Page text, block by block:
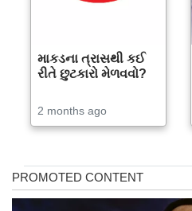
માકડના ત્રાસથી કઈ
રીતે છુટકારો મેળવવો?
2 months ago